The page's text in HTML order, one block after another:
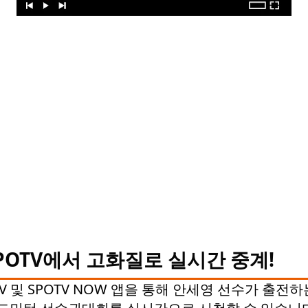
에서 고화질로 실시간 중계!
및 SPOTV NOW 앱을 통해 안세영 선수가 출전하